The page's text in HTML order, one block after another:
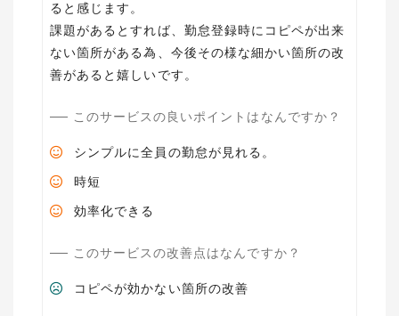
ると感じます。
課題があるとすれば、勤怠登録時にコピペが出来
ない箇所がある為、今後その様な細かい箇所の改
善があると嬉しいです。
このサービスの良いポイントはなんですか？
シンプルに全員の勤怠が見れる。
時短
効率化できる
このサービスの改善点はなんですか？
コピペが効かない箇所の改善